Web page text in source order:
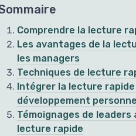
Comprendre la lecture
Les avantages de la
les managers
Techniques de lecture
Intégrer la lecture
développement
Témoignages de
lecture rapide